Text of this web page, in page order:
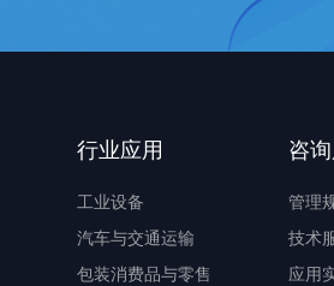
行业应用
工业设备
汽车与交通运输
包装消费品与零售
咨
管理
技术
应用